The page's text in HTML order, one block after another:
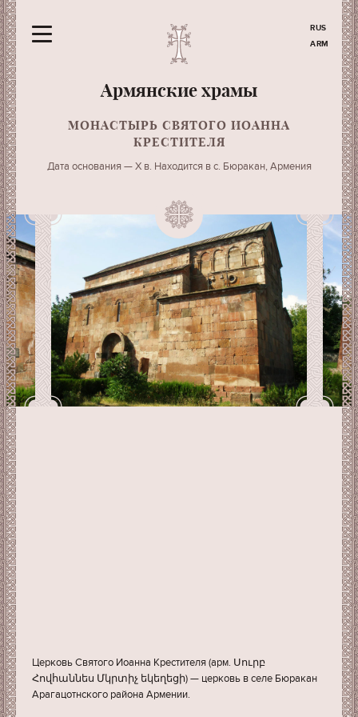
RUS
ARM
Армянские храмы
МОНАСТЫРЬ СВЯТОГО ИОАННА
КРЕСТИТЕЛЯ
Дата основания — X в. Находится в с. Бюракан, Армения
Церковь Святого Иоанна Крестителя (арм. Սուրբ
Հովհաննես Մկրտիչ եկեղեցի) — церковь в селе Бюракан
Арагацотнского района Армении.